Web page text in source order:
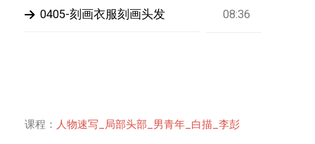
0405-刻画衣服刻画头发 08:36
课程： 人物速写_局部头部_男青年_白描_李彭